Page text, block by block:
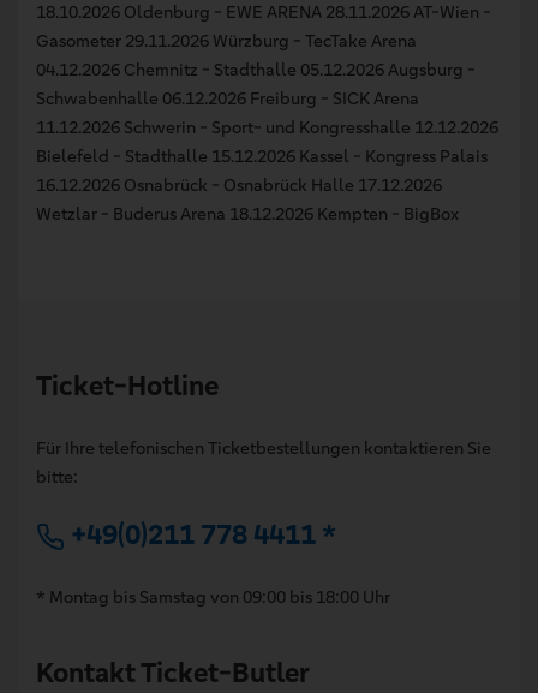
18.10.2026 Oldenburg - EWE ARENA 28.11.2026 AT-Wien -
Gasometer 29.11.2026 Würzburg - TecTake Arena
04.12.2026 Chemnitz - Stadthalle 05.12.2026 Augsburg -
Schwabenhalle 06.12.2026 Freiburg - SICK Arena
11.12.2026 Schwerin - Sport- und Kongresshalle 12.12.2026
Bielefeld - Stadthalle 15.12.2026 Kassel - Kongress Palais
16.12.2026 Osnabrück - Osnabrück Halle 17.12.2026
Wetzlar - Buderus Arena 18.12.2026 Kempten - BigBox
Ticket-Hotline
Für Ihre telefonischen Ticketbestellungen kontaktieren Sie
bitte:
+49(0)211 778 4411 *
* Montag bis Samstag von 09:00 bis 18:00 Uhr
Kontakt Ticket-Butler